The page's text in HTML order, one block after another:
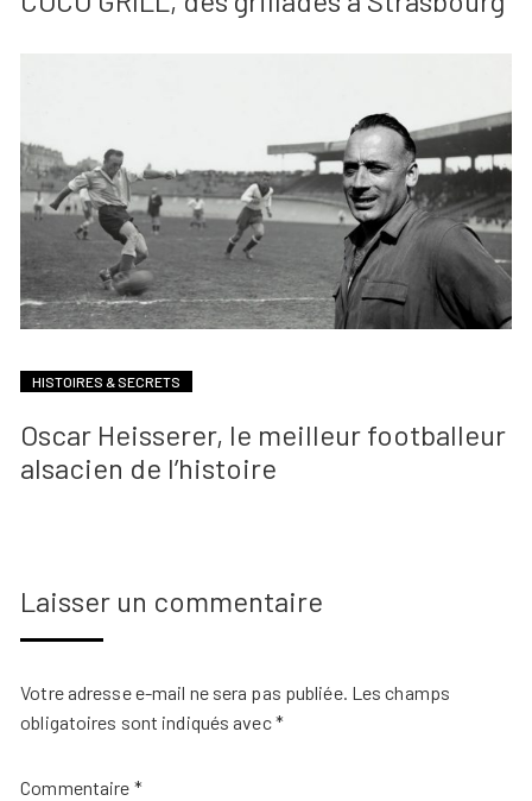
HISTOIRES & SECRETS
Oscar Heisserer, le meilleur footballeur
alsacien de l’histoire
Laisser un commentaire
Votre adresse e-mail ne sera pas publiée. Les champs
obligatoires sont indiqués avec*
Commentaire *